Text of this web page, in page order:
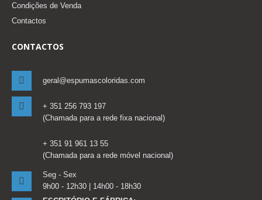
Condições de Venda
Contactos
CONTACTOS
geral@espumascoloridas.com
+ 351 256 793 197
(Chamada para a rede fixa nacional)
+ 351 91 961 13 55
(Chamada para a rede móvel nacional)
Seg - Sex
9h00 - 12h30 | 14h00 - 18h30